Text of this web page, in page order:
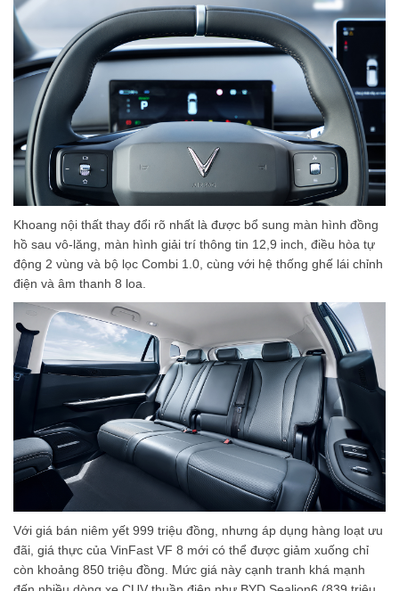
Khoang nội thất thay đổi rõ nhất là được bổ sung màn hình đồng
hồ sau vô-lăng, màn hình giải trí thông tin 12,9 inch, điều hòa tự
động 2 vùng và bộ lọc Combi 1.0, cùng với hệ thống ghế lái chỉnh
điện và âm thanh 8 loa.
Với giá bán niêm yết 999 triệu đồng, nhưng áp dụng hàng loạt ưu
đãi, giá thực của VinFast VF 8 mới có thể được giảm xuống chỉ
còn khoảng 850 triệu đồng. Mức giá này cạnh tranh khá mạnh